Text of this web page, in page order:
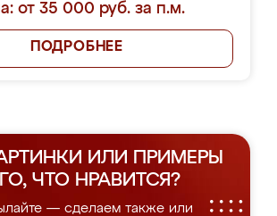
от 35 000 руб. за п.м.
ПОДРОБНЕЕ
ИЛИ ПРИМЕРЫ
ЧТО НРАВИТСЯ?
— сделаем также или